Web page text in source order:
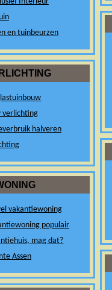
en tuinbeurzen
verlichting
halveren
vakantiewoning
populair
mag dat?
Assen